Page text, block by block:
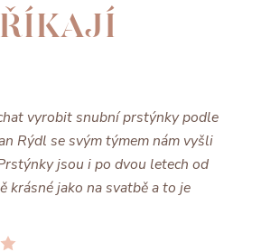
vyrobit snubní prstýnky podle
Rýdl se svým týmem nám vyšli
jsou i po dvou letech od
krásné jako na svatbě a to je